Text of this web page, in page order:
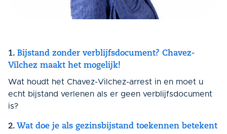
1. Bijstand zonder verblijfsdocument? Chavez-
Vilchez maakt het mogelijk!
Wat houdt het Chavez-Vilchez-arrest in en moet u
echt bijstand verlenen als er geen verblijfsdocument
is?
2. Wat doe je als gezinsbijstand toekennen betekent